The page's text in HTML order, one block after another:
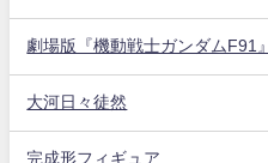
劇場版『機動戦士ガンダムF91』
大河日々徒然
完成形フィギュア